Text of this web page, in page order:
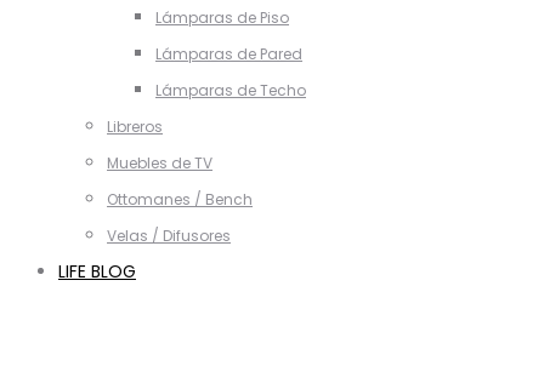
Lámparas de Piso
Lámparas de Pared
Lámparas de Techo
Libreros
Muebles de TV
Ottomanes / Bench
Velas / Difusores
LIFE BLOG